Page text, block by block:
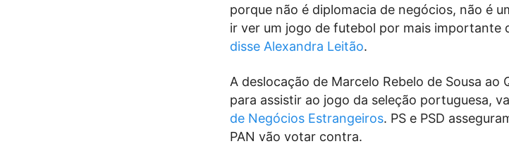
porque não é diplomacia de negócios, não é
ir ver um jogo de futebol por mais importante
disse Alexandra Leitão.
A deslocação de Marcelo Rebelo de Sousa ao
para assistir ao jogo da seleção portuguesa,
de Negócios Estrangeiros. PS e PSD
PAN vão votar contra.